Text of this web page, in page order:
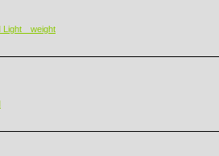
Light weight